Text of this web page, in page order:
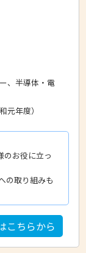
、半導体・電
元年度）
のお役に立っ
の取り組みも
こちらから